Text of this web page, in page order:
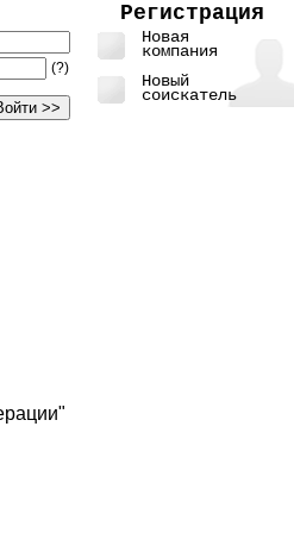
Регистрация
Новая
компания
Новый
соискатель
(?)